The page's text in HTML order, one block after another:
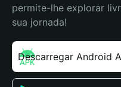
permite-lhe explorar
sua jornada!
Descarregar Android